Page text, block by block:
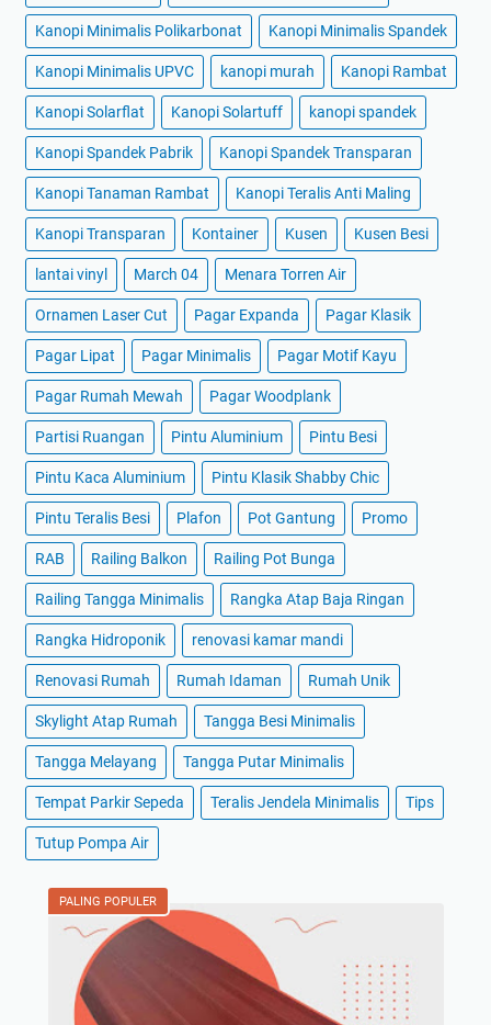
Kanopi Minimalis Polikarbonat Kanopi Minimalis Spandek
Kanopi Minimalis UPVC kanopi murah Kanopi Rambat
Kanopi Solarflat Kanopi Solartuff kanopi spandek
Kanopi Spandek Pabrik Kanopi Spandek Transparan
Kanopi Tanaman Rambat Kanopi Teralis Anti Maling
Kanopi Transparan Kontainer Kusen Kusen Besi
lantai vinyl March 04 Menara Torren Air
Ornamen Laser Cut Pagar Expanda Pagar Klasik
Pagar Lipat Pagar Minimalis Pagar Motif Kayu
Pagar Rumah Mewah Pagar Woodplank
Partisi Ruangan Pintu Aluminium Pintu Besi
Pintu Kaca Aluminium Pintu Klasik Shabby Chic
Pintu Teralis Besi Plafon Pot Gantung Promo
RAB Railing Balkon Railing Pot Bunga
Railing Tangga Minimalis Rangka Atap Baja Ringan
Rangka Hidroponik renovasi kamar mandi
Renovasi Rumah Rumah Idaman Rumah Unik
Skylight Atap Rumah Tangga Besi Minimalis
Tangga Melayang Tangga Putar Minimalis
Tempat Parkir Sepeda Teralis Jendela Minimalis Tips
Tutup Pompa Air
PALING POPULER